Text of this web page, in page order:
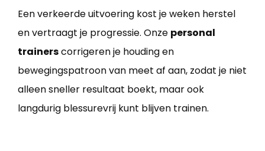
Een verkeerde uitvoering kost je weken herstel
en vertraagt je progressie. Onze personal
trainerscorrigeren je houding en
bewegingspatroon van meet af aan, zodat je niet
alleen sneller resultaat boekt, maar ook
langdurig blessurevrij kunt blijven trainen.